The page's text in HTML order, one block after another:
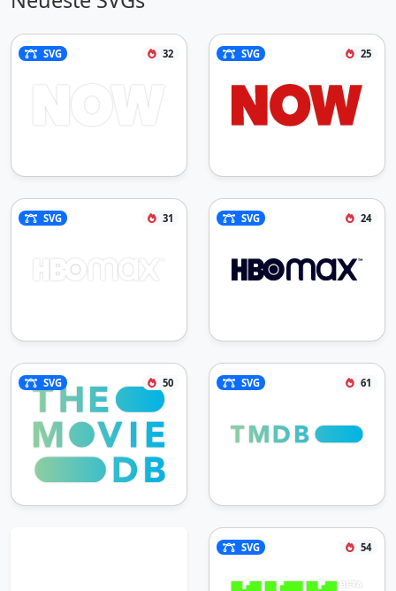
SVG 32 SVG 25
SVG 31 SVG 24
SVG 50 SVG 61
SVG 54